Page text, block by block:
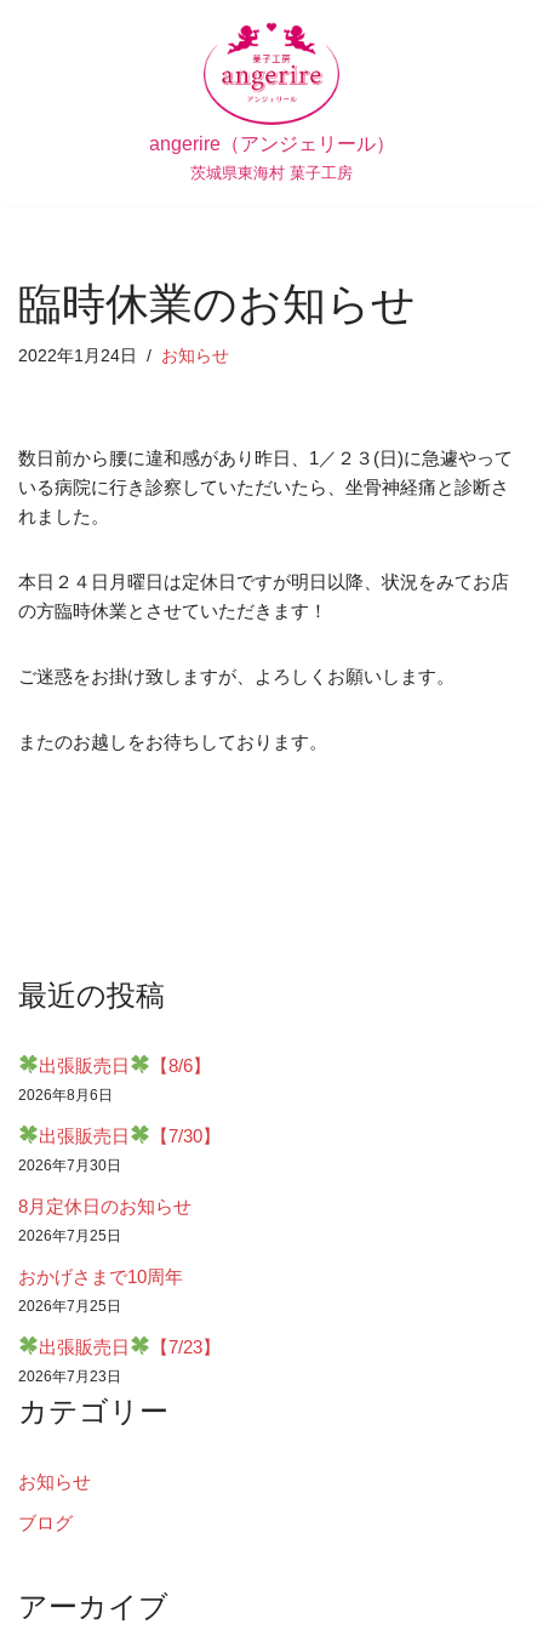
ッ
プ
angerire（アンジェリール）
茨城県東海村 菓子工房
臨時休業のお知らせ
2022年1月24日 お知らせ
数日前から腰に違和感があり昨日、1／２３(日)に急遽やって
いる病院に行き診察していただいたら、坐骨神経痛と診断さ
れました。
本日２４日月曜日は定休日ですが明日以降、状況をみてお店
の方臨時休業とさせていただきます！
ご迷惑をお掛け致しますが、よろしくお願いします。
またのお越しをお待ちしております。
最近の投稿
出張販売日 【8/6】
2026年8月6日
出張販売日 【7/30】
2026年7月30日
8月定休日のお知らせ
2026年7月25日
おかげさまで10周年
2026年7月25日
出張販売日 【7/23】
2026年7月23日
カテゴリー
お知らせ
ブログ
アーカイブ